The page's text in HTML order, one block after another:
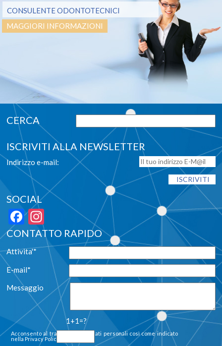
CONSULENTE ODONTOTECNICI
MAGGIORI INFORMAZIONI
ISCRIVITI ALLA NEWSLETTER
Indirizzo e-mail:
SOCIAL
Facebook
Instagram
CONTATTO RAPIDO
Attivita'*
E-mail*
Messaggio
1+1=?
Acconsento al trattamento dei dati personali così come indicato
nella Privacy Policy